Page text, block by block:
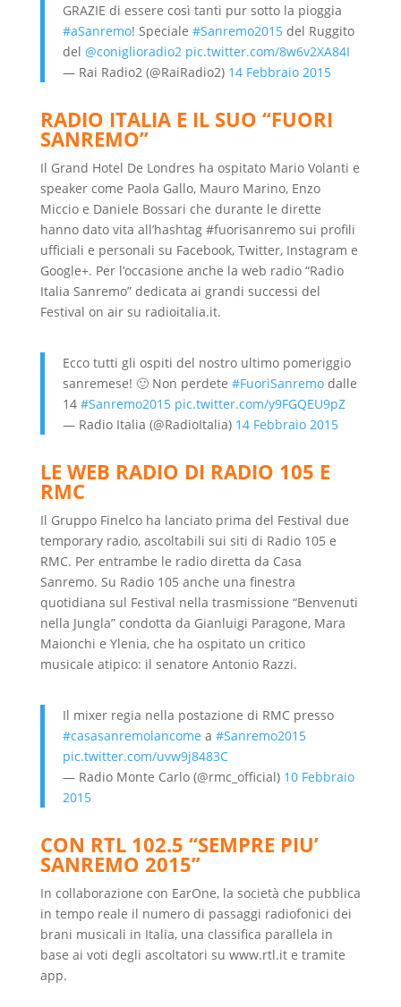
GRAZIE di essere così tanti pur sotto la pioggia
#aSanremo! Speciale #Sanremo2015del Ruggito
del @coniglioradio2 pic.twitter.com/8w6v2XA84I
— Rai Radio2 (@RaiRadio2) 14 Febbraio 2015
RADIO ITALIA E IL SUO “FUORI
SANREMO”
Il Grand Hotel De Londres ha ospitato Mario Volanti e
speaker come Paola Gallo, Mauro Marino, Enzo
Miccio e Daniele Bossari che durante le dirette
hanno dato vita all’hashtag #fuorisanremo sui profili
ufficiali e personali su Facebook, Twitter, Instagram e
Google+. Per l’occasione anche la web radio “Radio
Italia Sanremo” dedicata ai grandi successi del
Festival on air su radioitalia.it.
Ecco tutti gli ospiti del nostro ultimo pomeriggio
sanremese! 🙂 Non perdete #FuoriSanremodalle
14 #Sanremo2015 pic.twitter.com/y9FGQEU9pZ
— Radio Italia (@RadioItalia) 14 Febbraio 2015
LE WEB RADIO DI RADIO 105 E
RMC
Il Gruppo Finelco ha lanciato prima del Festival due
temporary radio, ascoltabili sui siti di Radio 105 e
RMC. Per entrambe le radio diretta da Casa
Sanremo. Su Radio 105 anche una finestra
quotidiana sul Festival nella trasmissione “Benvenuti
nella Jungla” condotta da Gianluigi Paragone, Mara
Maionchi e Ylenia, che ha ospitato un critico
musicale atipico: il senatore Antonio Razzi.
Il mixer regia nella postazione di RMC presso
#casasanremolancome a #Sanremo2015
pic.twitter.com/uvw9j8483C
— Radio Monte Carlo (@rmc_official) 10 Febbraio
2015
CON RTL 102.5 “SEMPRE PIU’
SANREMO 2015”
In collaborazione con EarOne, la società che pubblica
in tempo reale il numero di passaggi radiofonici dei
brani musicali in Italia, una classifica parallela in
base ai voti degli ascoltatori su www.rtl.it e tramite
app.